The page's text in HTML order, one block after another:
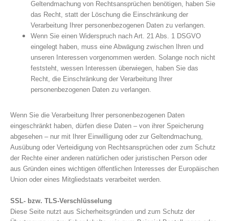
Geltendmachung von Rechtsansprüchen benötigen, haben Sie
das Recht, statt der Löschung die Einschränkung der
Verarbeitung Ihrer personenbezogenen Daten zu verlangen.
Wenn Sie einen Widerspruch nach Art. 21 Abs. 1 DSGVO
eingelegt haben, muss eine Abwägung zwischen Ihren und
unseren Interessen vorgenommen werden. Solange noch nicht
feststeht, wessen Interessen überwiegen, haben Sie das
Recht, die Einschränkung der Verarbeitung Ihrer
personenbezogenen Daten zu verlangen.
Wenn Sie die Verarbeitung Ihrer personenbezogenen Daten
eingeschränkt haben, dürfen diese Daten – von ihrer Speicherung
abgesehen – nur mit Ihrer Einwilligung oder zur Geltendmachung,
Ausübung oder Verteidigung von Rechtsansprüchen oder zum Schutz
der Rechte einer anderen natürlichen oder juristischen Person oder
aus Gründen eines wichtigen öffentlichen Interesses der Europäischen
Union oder eines Mitgliedstaats verarbeitet werden.
SSL- bzw. TLS-Verschlüsselung
Diese Seite nutzt aus Sicherheitsgründen und zum Schutz der